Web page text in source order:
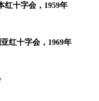
红十字会，1959年
红十字会，1969年